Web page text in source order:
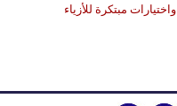
واختيارات مبتكرة للأزياء